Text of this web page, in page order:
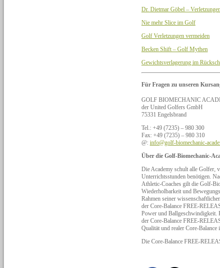
Dr. Dietmar Göbel –
Nie mehr Slice im Golf
Golf Verletzungen vermeiden
Becken Shift – Golf Mythen
Gewichtsverlagerung im
Für Fragen zu unseren
GOLF BIOMECHANIC
der United Golfers GmbH
75331 Engelsbrand
Tel.: +49 (7235) – 980 300
Fax: +49 (7235) – 980 310
@: info@golf-biomechanic-
Über die Golf-Biomechanic-
Die Academy schult alle Golfer,
Unterrichtsstunden benötigen.
Athletic-Coaches gilt die Golf-
Wiederholbarkeit und
Rahmen seiner
der Core-Balance FREE-
Power und Ballgeschwindigkeit.
der Core-Balance FREE-
Qualität und realer Core-
Die Core-Balance FREE-